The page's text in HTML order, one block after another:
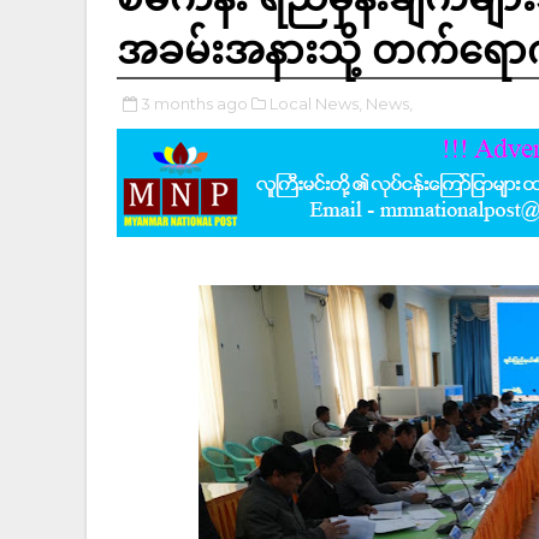
အခမ်းအနားသို့ တက်ရေ
3 months ago Local News, News,